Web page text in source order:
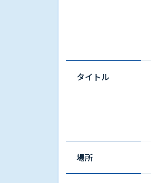
タイトル
場所